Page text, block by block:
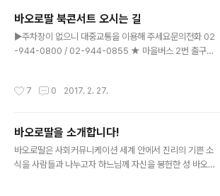
바오로딸 북콘서트 오시는 길
▶주차장이 없으니 대중교통을 이용해 주세요문의전화 02
-944-0800 / 02-944-0855 ★ 마을버스 2번 출구
주소를 알려주세요 ★ 도보 1번 출구 → 오패산로 사거리
7 0 2017. 2. 27.
바오로딸을 소개합니다!
바오로딸은 사회커뮤니케이션 세계 안에서 진리의 기쁜 소
식을 사람들과 나누고자 하느님께 자신을 봉헌한 성 바오